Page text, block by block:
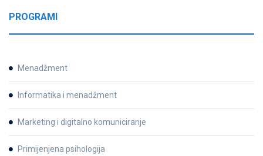
PROGRAMI
Menadžment
Informatika i menadžment
Marketing i digitalno komuniciranje
Primijenjena psihologija